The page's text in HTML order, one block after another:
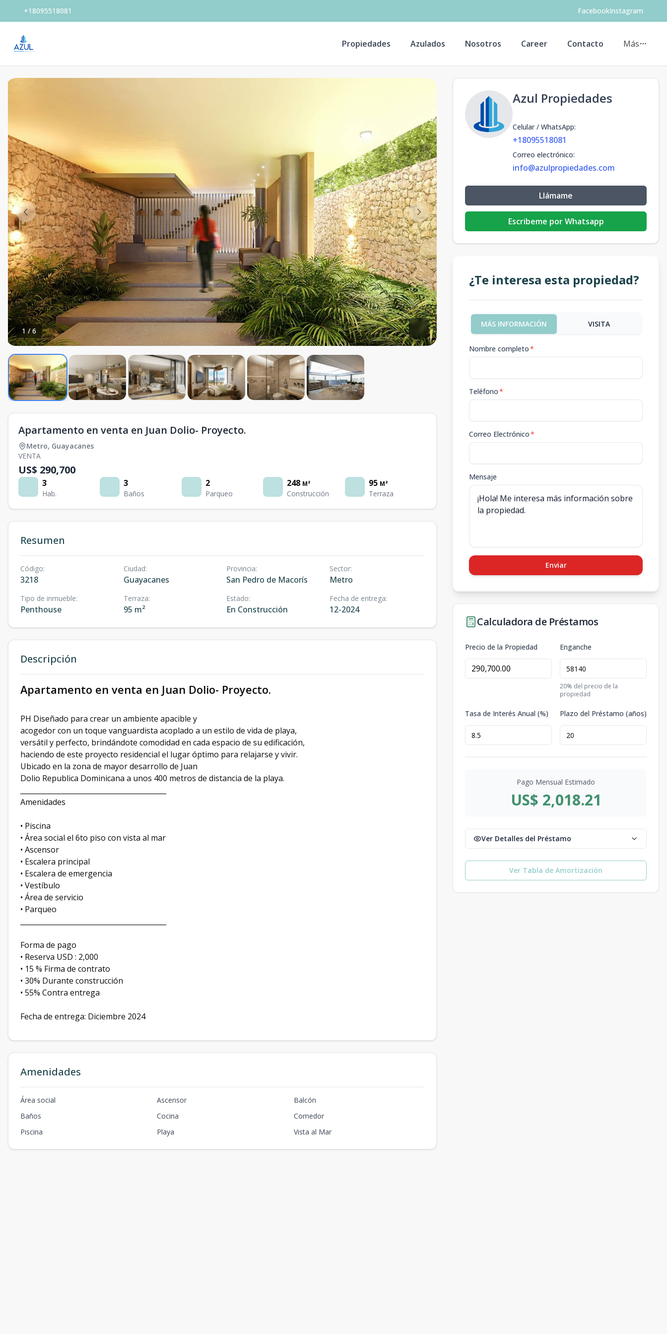
+18095518081 FacebookInstagram
Propiedades Azulados Nosotros Career Contacto Más
1 / 6
Apartamento en venta en Juan Dolio- Proyecto.
Metro, Guayacanes
VENTA
US$ 290,700
3
Hab.
3
Baños
2
Parqueo
248 M²
Construcción
95 M²
Terraza
Resumen
Código:
3218
Ciudad:
Guayacanes
Provincia:
San Pedro de Macorís
Sector:
Metro
Tipo de inmueble:
Penthouse
Terraza:
95 m²
Estado:
En Construcción
Fecha de entrega:
12-2024
Descripción
Apartamento en venta en Juan Dolio- Proyecto.
PH Diseñado para crear un ambiente apacible y
acogedor con un toque vanguardista acoplado a un estilo de vida de playa,
versátil y perfecto, brindándote comodidad en cada espacio de su edificación,
haciendo de este proyecto residencial el lugar óptimo para relajarse y vivir.
Ubicado en la zona de mayor desarrollo de Juan
Dolio Republica Dominicana a unos 400 metros de distancia de la playa.
Amenidades
• Piscina
• Área social el 6to piso con vista al mar
• Ascensor
• Escalera principal
• Escalera de emergencia
• Vestíbulo
• Área de servicio
• Parqueo
Forma de pago
• Reserva USD : 2,000
• 15 % Firma de contrato
• 30% Durante construcción
• 55% Contra entrega
Fecha de entrega: Diciembre 2024
Amenidades
Área social Ascensor
Balcón
Baños
Cocina
Comedor
Piscina
Playa Vista al Mar
Azul Propiedades
Celular / WhatsApp:
+18095518081
Correo electrónico:
info@azulpropiedades.com
Llámame
Escribeme por Whatsapp
¿Te interesa esta propiedad?
MÁS INFORMACIÓN VISITA
Nombre completo*
Teléfono*
Correo Electrónico*
Mensaje
Enviar
Calculadora de Préstamos
Precio de la Propiedad Enganche
20% del precio de la
propiedad
Tasa de Interés Anual (%) Plazo del Préstamo (años)
Pago Mensual Estimado
US$ 2,018.21
Ver Detalles del Préstamo
Ver Tabla de Amortización